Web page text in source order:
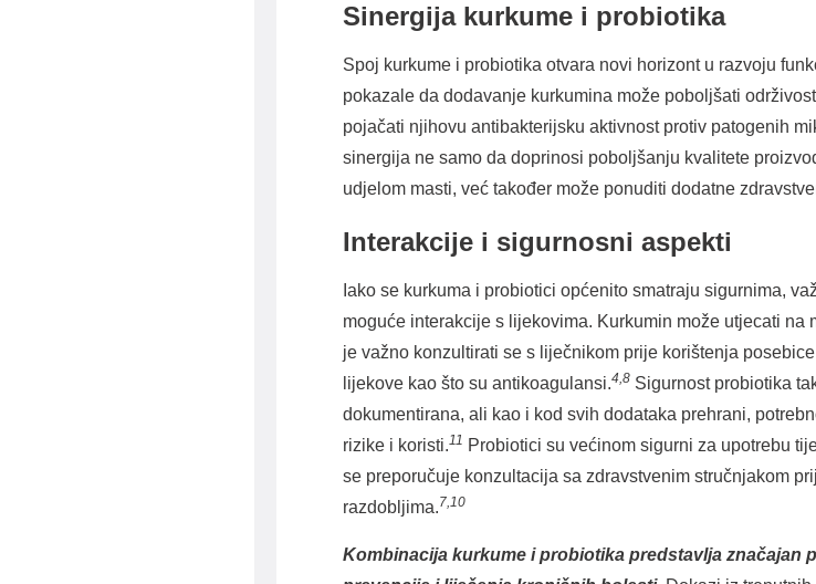
Sinergija kurkume i probiotika
Spoj kurkume i probiotika otvara novi horizont u razvoju
pokazale da dodavanje kurkumina može poboljšati
pojačati njihovu antibakterijsku aktivnost protiv patogenih
sinergija ne samo da doprinosi poboljšanju kvalitete
udjelom masti, već također može ponuditi dodatne
Interakcije i sigurnosni aspekti
Iako se kurkuma i probiotici općenito smatraju sigurnima,
moguće interakcije s lijekovima. Kurkumin može utjecati na
je važno konzultirati se s liječnikom prije korištenja
lijekove kao što su antikoagulansi.4,8 Sigurnost probiotika
dokumentirana, ali kao i kod svih dodataka prehrani,
rizike i koristi.11 Probiotici su većinom sigurni za upotrebu
se preporučuje konzultacija sa zdravstvenim stručnjakom
razdobljima.7,10
Kombinacija kurkume i probiotika predstavlja značajan